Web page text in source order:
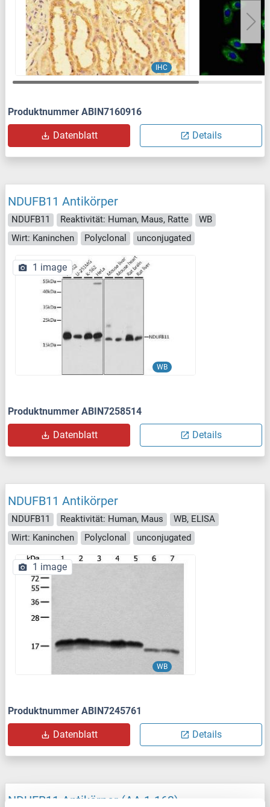
IHC
Produktnummer ABIN7160916
Datenblatt Details
NDUFB11 Antikörper
NDUFB11 Reaktivität: Human, Maus, Ratte
WB
Wirt: Kaninchen
Polyclonal unconjugated
WB
1 image
Produktnummer ABIN7258514
Datenblatt Details
NDUFB11 Antikörper
NDUFB11 Reaktivität: Human, Maus
WB, ELISA
Wirt: Kaninchen
Polyclonal unconjugated
WB
1 image
Produktnummer ABIN7245761
Datenblatt Details
NDUFB11 Antikörper (AA 1-163)